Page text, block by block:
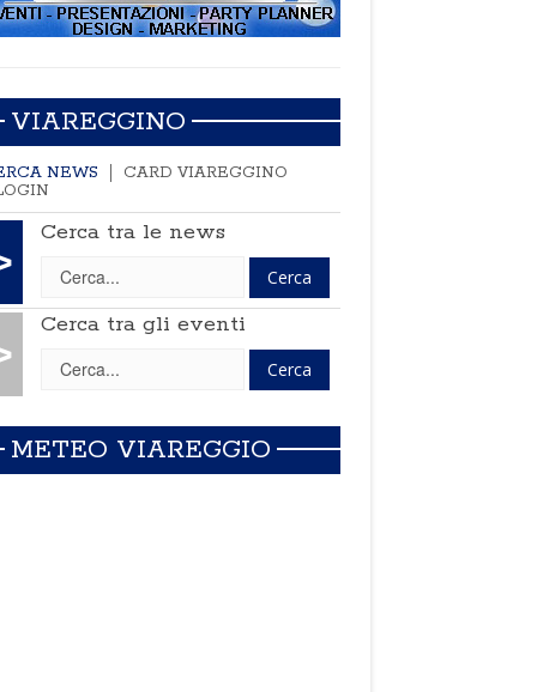
VIAREGGINO
NEWS
CARD VIAREGGINO
Cerca tra le news
Cerca tra gli eventi
METEO VIAREGGIO